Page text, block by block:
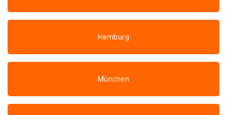
Hamburg
München